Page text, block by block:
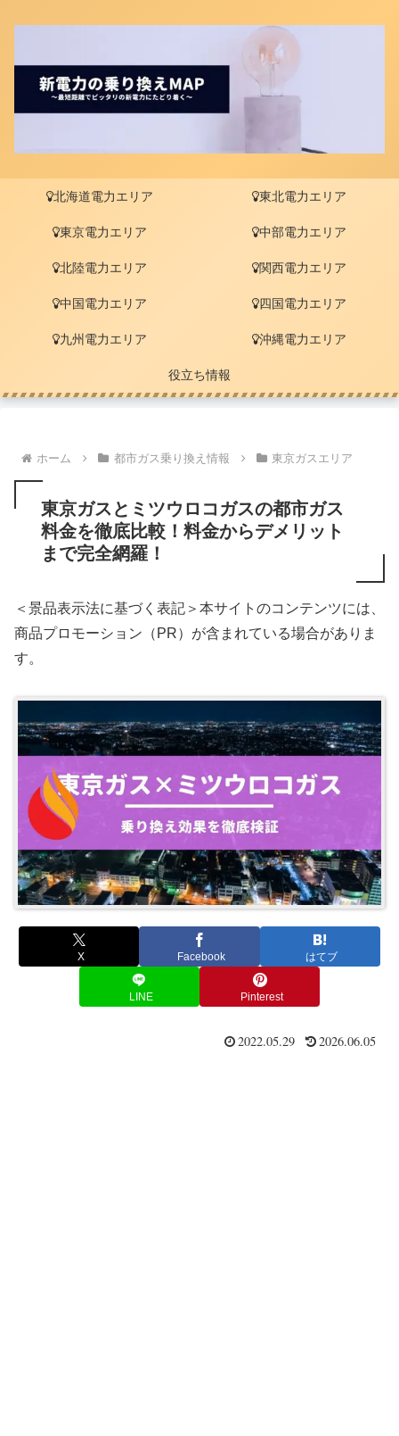
北海道電力エリア 東北電力エリア
東京電力エリア 中部電力エリア
北陸電力エリア 関西電力エリア
中国電力エリア 四国電力エリア
九州電力エリア 沖縄電力エリア
役立ち情報
ホーム 都市ガス乗り換え情報 東京ガスエリア
東京ガスとミツウロコガスの都市ガス
料金を徹底比較！料金からデメリット
まで完全網羅！
＜景品表示法に基づく表記＞本サイトのコンテンツには、
商品プロモーション（PR）が含まれている場合がありま
す。
X Facebook はてブ
LINE Pinterest
2022.05.29 2026.06.05